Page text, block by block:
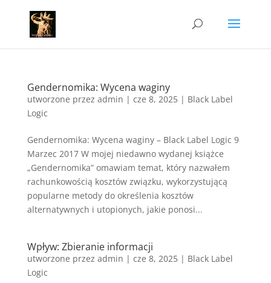
Gendernomika: Wycena waginy
utworzone przez admin | cze 8, 2025| Black Label
Logic
Gendernomika: Wycena waginy – Black Label Logic 9
Marzec 2017 W mojej niedawno wydanej książce
„Gendernomika” omawiam temat, który nazwałem
rachunkowością kosztów związku, wykorzystującą
popularne metody do określenia kosztów
alternatywnych i utopionych, jakie ponosi...
Wpływ: Zbieranie informacji
utworzone przez admin | cze 8, 2025| Black Label
Logic